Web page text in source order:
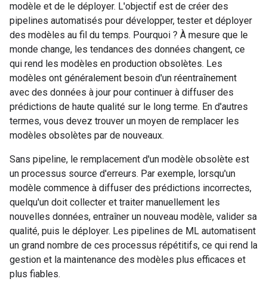
modèle et de le déployer. L'objectif est de créer des
pipelines automatisés pour développer, tester et déployer
des modèles au fil du temps. Pourquoi ? À mesure que le
monde change, les tendances des données changent, ce
qui rend les modèles en production obsolètes. Les
modèles ont généralement besoin d'un réentraînement
avec des données à jour pour continuer à diffuser des
prédictions de haute qualité sur le long terme. En d'autres
termes, vous devez trouver un moyen de remplacer les
modèles obsolètes par de nouveaux.
Sans pipeline, le remplacement d'un modèle obsolète est
un processus source d'erreurs. Par exemple, lorsqu'un
modèle commence à diffuser des prédictions incorrectes,
quelqu'un doit collecter et traiter manuellement les
nouvelles données, entraîner un nouveau modèle, valider sa
qualité, puis le déployer. Les pipelines de ML automatisent
un grand nombre de ces processus répétitifs, ce qui rend la
gestion et la maintenance des modèles plus efficaces et
plus fiables.